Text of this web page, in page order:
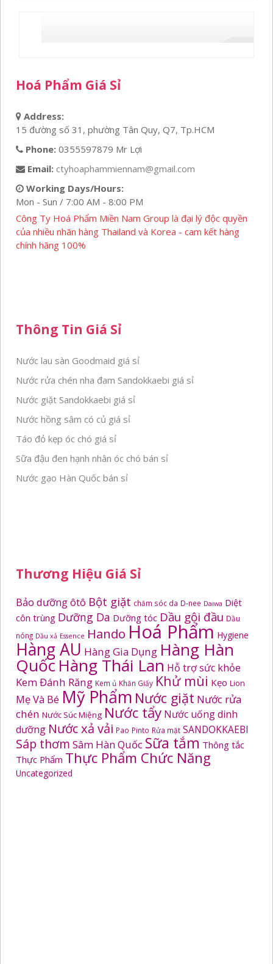
Hoá Phẩm Giá Sỉ
Address:
15 đường số 31, phường Tân Quy, Q7, Tp.HCM
Phone: 0355597879 Mr Lợi
Email: ctyhoaphammiennam@gmail.com
Working Days/Hours:
Mon - Sun / 7:00 AM - 8:00 PM
Công Ty Hoá Phẩm Miền Nam Group là đại lý độc quyền
của nhiều nhãn hàng Thailand và Korea - cam kết hàng
chính hãng 100%
Thông Tin Giá Sỉ
Nước lau sàn Goodmaid giá sỉ
Nước rửa chén nha đam Sandokkaebi giá sỉ
Nước giặt Sandokkaebi giá sỉ
Nước hồng sâm có củ giá sỉ
Táo đỏ kẹp óc chó giá sỉ
Sữa đậu đen hạnh nhân óc chó bán sỉ
Nước gạo Hàn Quốc bán sỉ
Thương Hiệu Giá Sỉ
Bảo dưỡng ôtô Bột giặt chăm sóc da D-nee Daiwa Diệt
côn trùng Dưỡng Da Dưỡng tóc Dầu gội đầu Dầu
nóng Dầu xả Essence Hando Hoá Phẩm Hygiene
Hàng AU Hàng Gia Dụng Hàng Hàn
Quốc Hàng Thái Lan Hỗ trợ sức khỏe
Kem Đánh Răng Kem ủ Khăn Giấy Khử mùi Kẹo Lion
Mẹ Và Bé Mỹ Phẩm Nước giặt Nước rửa
chén Nước Súc Miệng Nước tẩy Nước uống dinh
dưỡng Nước xả vải Pao Pinto Rửa mặt SANDOKKAEBI
Sáp thơm Sâm Hàn Quốc Sữa tắm Thông tắc
Thực Phẩm Thực Phẩm Chức Năng
Uncategorized